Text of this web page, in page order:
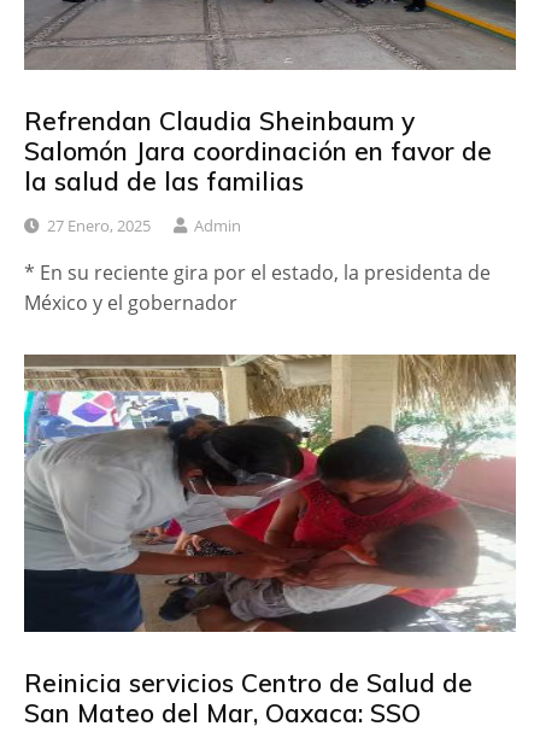
Refrendan Claudia Sheinbaum y
Salomón Jara coordinación en favor de
la salud de las familias
27 Enero, 2025 Admin
* En su reciente gira por el estado, la presidenta de
México y el gobernador
Reinicia servicios Centro de Salud de
San Mateo del Mar, Oaxaca: SSO